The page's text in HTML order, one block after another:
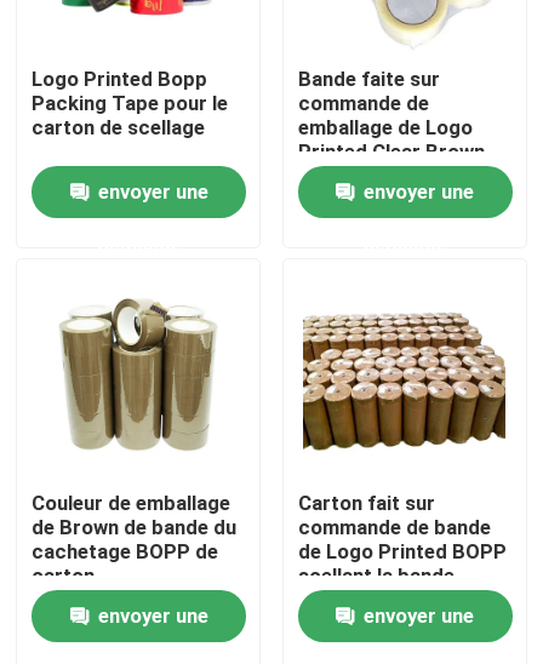
Produits
Vidéos
Visite d'usine
Contrôle de qualité
Contactez-nous
Nouvelles
Logo Printed Bopp
Packing Tape pour le
carton de scellage
envoyer une
Bande faite sur
commande de
emballage de Logo
Printed Clear Brown
BOPP de bande du
cachetage BOPP de
carton
envoyer une
Couleur de emballage
de Brown de bande du
cachetage BOPP de
carton
envoyer une
Carton fait sur
commande de bande
de Logo Printed BOPP
scellant la bande
claire Rolls enorme de
BOPP envoyer une